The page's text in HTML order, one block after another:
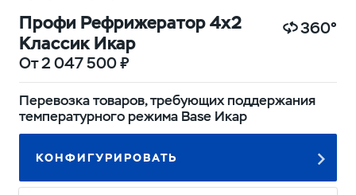
Профи Рефрижератор 4х2
Классик Икар
От 2 047 500 ₽
360°
Перевозка товаров, требующих поддержания
температурного режима Base Икар
КОНФИГУРИРОВАТЬ